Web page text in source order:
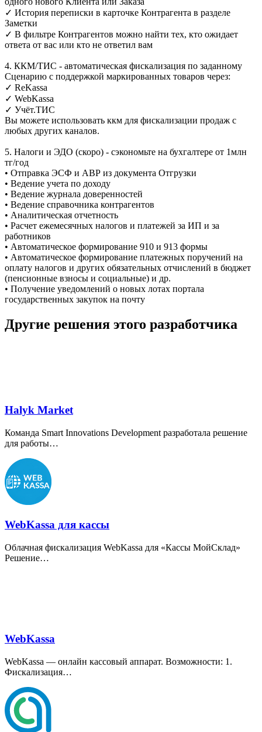
✓ История переписки в карточке Контрагента в разделе
Заметки
✓ В фильтре Контрагентов можно найти тех, кто ожидает
ответа от вас или кто не ответил вам
4. ККМ/ТИС - автоматическая фискализация по заданному
Сценарию с поддержкой маркированных товаров через:
✓ ReKassa
✓ WebKassa
✓ Учёт.ТИС
Вы можете использовать ккм для фискализации продаж с
любых других каналов.
5. Налоги и ЭДО (скоро) - сэкономьте на бухгалтере от 1млн
тг/год
• Отправка ЭСФ и АВР из документа Отгрузки
• Ведение учета по доходу
• Ведение журнала доверенностей
• Ведение справочника контрагентов
• Аналитическая отчетность
• Расчет ежемесячных налогов и платежей за ИП и за
работников
• Автоматическое формирование 910 и 913 формы
• Автоматическое формирование платежных поручений на
оплату налогов и других обязательных отчислений в бюджет
(пенсионные взносы и социальные) и др.
• Получение уведомлений о новых лотах портала
государственных закупок на почту
Другие решения этого разработчика
Halyk Market
Команда Smart Innovations Development разработала решение
для работы…
WebKassa для кассы
Облачная фискализация WebKassa для «Кассы МойСклад»
Решение…
WebKassa
WebKassa — онлайн кассовый аппарат. Возможности: 1.
Фискализация…